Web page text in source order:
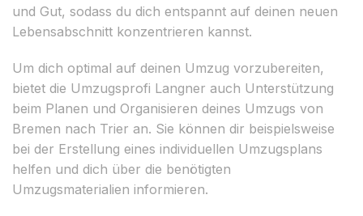
und Gut, sodass du dich entspannt auf deinen neuen
Lebensabschnitt konzentrieren kannst.
Um dich optimal auf deinen Umzug vorzubereiten,
bietet die Umzugsprofi Langner auch Unterstützung
beim Planen und Organisieren deines Umzugs von
Bremen nach Trier an. Sie können dir beispielsweise
bei der Erstellung eines individuellen Umzugsplans
helfen und dich über die benötigten
Umzugsmaterialien informieren.